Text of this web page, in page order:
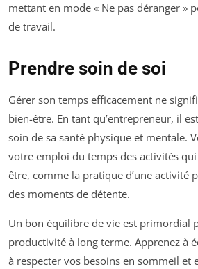
mettant en mode « Ne pas déranger »
de travail.
Prendre soin de soi
Gérer son temps efficacement ne
bien-être. En tant qu’entrepreneur, il
soin de sa santé physique et mentale.
votre emploi du temps des activités
être, comme la pratique d’une activité
des moments de détente.
Un bon équilibre de vie est primordial
productivité à long terme. Apprenez à
à respecter vos besoins en sommeil et